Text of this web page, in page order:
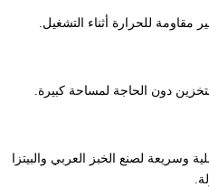
للحرارة أثناء التشغيل.
دون الحاجة لمساحة كبيرة.
وسريعة لصنع الخبز العربي والبيتزا